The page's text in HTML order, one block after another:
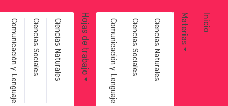
Inicio
Materias
Ciencias Naturales
Ciencias Sociales
Comunicación y Lenguaje
Hojas de trabajo
Ciencias Naturales
Ciencias Sociales
Comunicación y Lenguaje